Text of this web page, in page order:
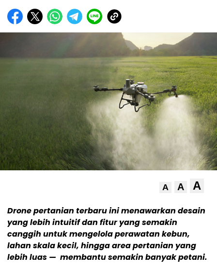
A A A
Drone pertanian terbaru ini menawarkan desain
yang lebih intuitif dan fitur yang semakin
canggih untuk mengelola perawatan kebun,
lahan skala kecil, hingga area pertanian yang
lebih luas — membantu semakin banyak petani.